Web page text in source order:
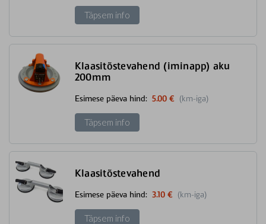
Täpsem info
Klaasitõstevahend (iminapp) aku
200mm
Esimese päeva hind: 5.00 € (km-iga)
Täpsem info
Klaasitõstevahend
Esimese päeva hind: 3.10 € (km-iga)
Täpsem info